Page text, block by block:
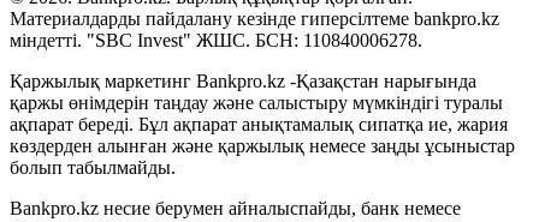
Материалдарды пайдалану кезінде гиперсілтеме bankpro.kz
міндетті. "SBC Invest" ЖШС. БСН: 110840006278.
Қаржылық маркетинг Bankpro.kz -Қазақстан нарығында
қаржы өнімдерін таңдау және салыстыру мүмкіндігі туралы
ақпарат береді. Бұл ақпарат анықтамалық сипатқа ие, жария
көздерден алынған және қаржылық немесе заңды ұсыныстар
болып табылмайды.
Bankpro.kz несие берумен айналыспайды, банк немесе